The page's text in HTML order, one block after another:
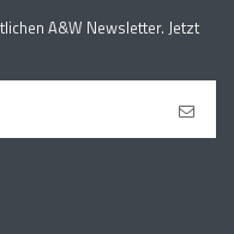
A&W Newsletter. Jetzt